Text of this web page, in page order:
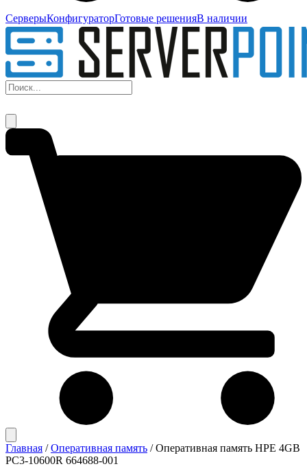
СерверыКонфигураторГотовые решенияВ наличии
Главная / Оперативная память / Оперативная память HPE 4GB
PC3-10600R 664688-001